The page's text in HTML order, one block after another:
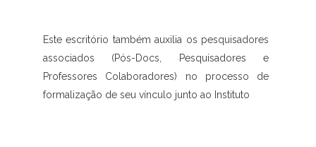
Este escritório também auxilia os pesquisadores
associados (Pós-Docs, Pesquisadores e
Professores Colaboradores) no processo de
formalização de seu vínculo junto ao Instituto